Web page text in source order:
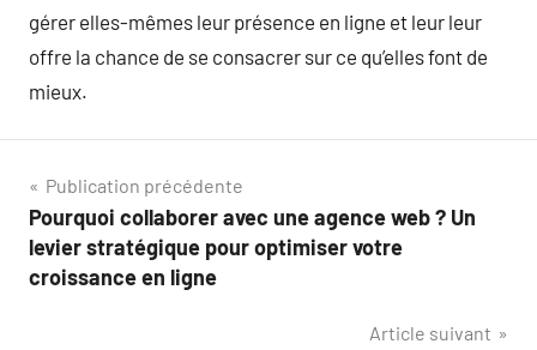
gérer elles-mêmes leur présence en ligne et leur leur
offre la chance de se consacrer sur ce qu’elles font de
mieux.
Navigation
de
l’article
Publication précédente
Pourquoi collaborer avec une agence web ? Un
levier stratégique pour optimiser votre
croissance en ligne
Article suivant